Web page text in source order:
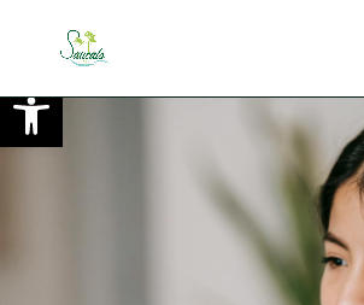
Ouvrir la barre d’outils